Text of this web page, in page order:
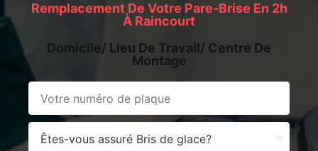
Remplacement De Votre Pare-Brise En 2h
À Raincourt
Domicile/ Lieu De Travail/ Centre De
Montage